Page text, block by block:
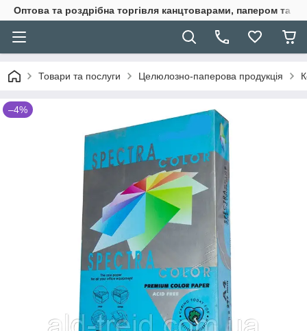
Оптова та роздрібна торгівля канцтоварами, папером та
Товари та послуги Целюлозно-паперова продукція
–4%